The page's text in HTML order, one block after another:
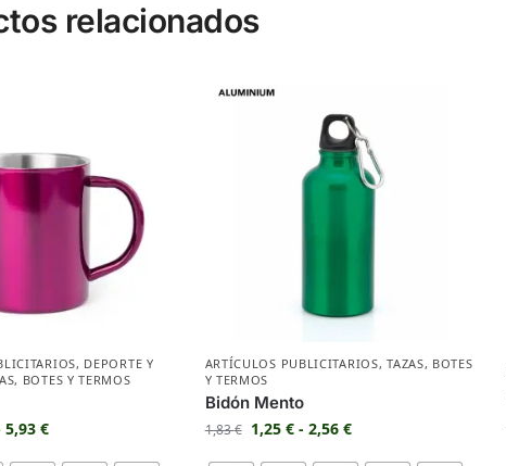
relacionados
, DEPORTE Y
, BOTES Y TERMOS
5,93 €
ARTÍCULOS PUBLICITARIOS,TAZAS, BOTES
Y TERMOS
Bidón Mento
1,83€ 1,25 € - 2,56 €